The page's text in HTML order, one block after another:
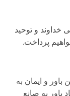
خداوند و توحید
پرداخت.
باور و ایمان به
باور به صانع